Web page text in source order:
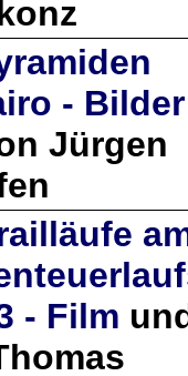
- Bilder
Jürgen
- Film